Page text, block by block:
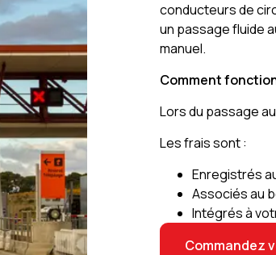
conducteurs de
un passage fluide
manuel.
Comment
Lors du passage
Les frais sont :
Enregistrés
Associés au
Intégrés à
Commandez